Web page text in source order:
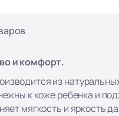
и комфорт.
из
к коже ребенка и
мягкость и яркость